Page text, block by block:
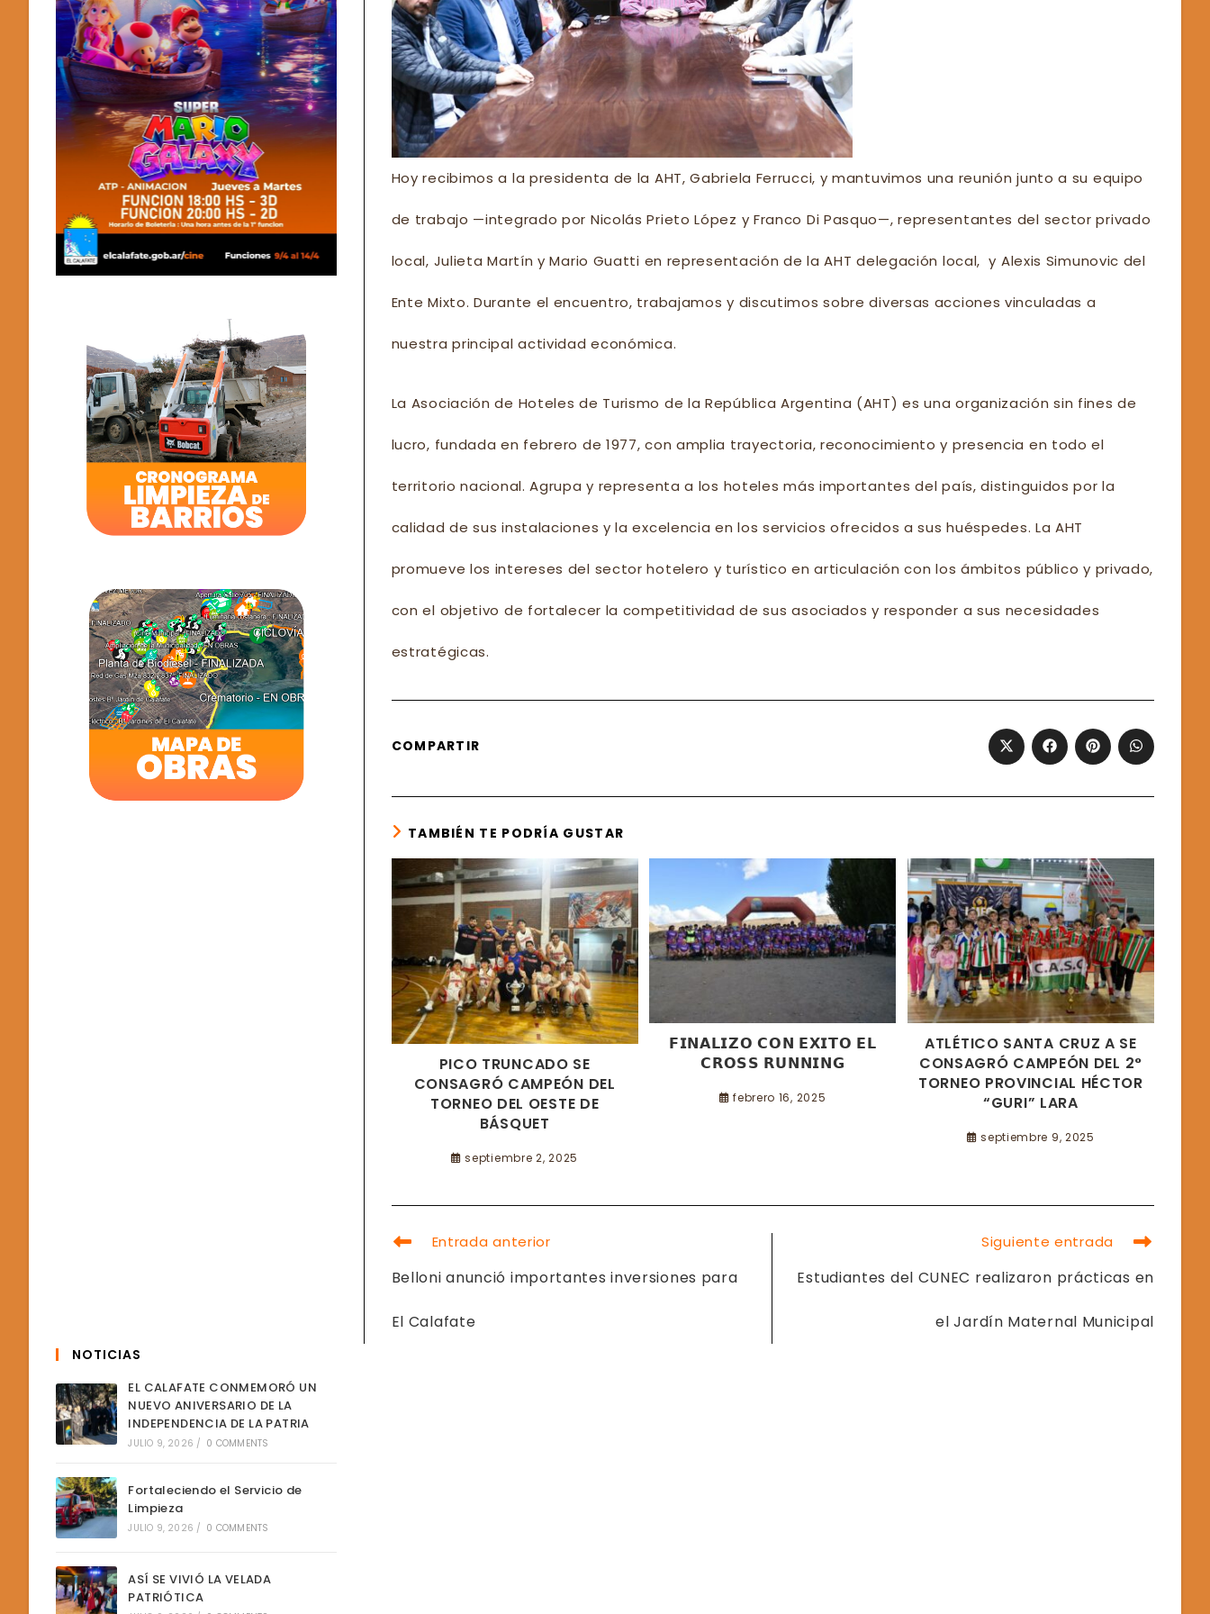
Hoy recibimos a la presidenta de la AHT, Gabriela Ferrucci, y mantuvimos una reunión junto a su equipo
de trabajo —integrado por Nicolás Prieto López y Franco Di Pasquo—, representantes del sector privado
local, Julieta Martín y Mario Guatti en representación de la AHT delegación local, y Alexis Simunovic del
Ente Mixto. Durante el encuentro, trabajamos y discutimos sobre diversas acciones vinculadas a
nuestra principal actividad económica.
La Asociación de Hoteles de Turismo de la República Argentina (AHT) es una organización sin fines de
lucro, fundada en febrero de 1977, con amplia trayectoria, reconocimiento y presencia en todo el
territorio nacional. Agrupa y representa a los hoteles más importantes del país, distinguidos por la
calidad de sus instalaciones y la excelencia en los servicios ofrecidos a sus huéspedes. La AHT
promueve los intereses del sector hotelero y turístico en articulación con los ámbitos público y privado,
con el objetivo de fortalecer la competitividad de sus asociados y responder a sus necesidades
estratégicas.
COMPARTIR Opens
in
window
Opens
in
window
Opens
in
window
Opens
in
window
TAMBIÉN TE PODRÍA GUSTAR
PICO TRUNCADO SE
CONSAGRÓ CAMPEÓN DEL
TORNEO DEL OESTE DE
BÁSQUET
septiembre 2, 2025
𝗙𝗜𝗡𝗔𝗟𝗜𝗭𝗢 𝗖𝗢𝗡 𝗘𝗫𝗜𝗧𝗢 𝗘𝗟
𝗖𝗥𝗢𝗦𝗦 𝗥𝗨𝗡𝗡𝗜𝗡𝗚
febrero 16, 2025
ATLÉTICO SANTA CRUZ A SE
CONSAGRÓ CAMPEÓN DEL 2°
TORNEO PROVINCIAL HÉCTOR
“GURI” LARA
septiembre 9, 2025
LEER
ARTÍCULOS
Entrada anterior
Belloni anunció importantes inversiones para
El Calafate
Siguiente entrada
Estudiantes del CUNEC realizaron prácticas en
el Jardín Maternal Municipal
NOTICIAS
EL CALAFATE CONMEMORÓ UN
NUEVO ANIVERSARIO DE LA
INDEPENDENCIA DE LA PATRIA
JULIO 9, 2026 / 0 COMMENTS
Fortaleciendo el Servicio de
Limpieza
JULIO 9, 2026 / 0 COMMENTS
ASÍ SE VIVIÓ LA VELADA
PATRIÓTICA